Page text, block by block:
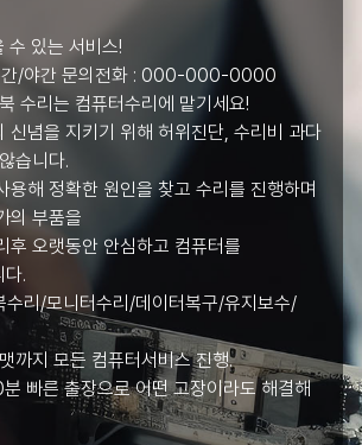
수 있는 서비스!
/야간 문의전화 : 000-000-0000
수리는 컴퓨터수리에 맡기세요!
신념을 지키기 위해 허위진단, 수리비 과다
습니다.
용해 정확한 원인을 찾고 수리를 진행하며
의 부품을
후 오랫동안 안심하고 컴퓨터를
다.
수리/모니터수리/데이터복구/유지보수/
까지 모든 컴퓨터서비스 진행.
빠른 출장으로 어떤 고장이라도 해결해